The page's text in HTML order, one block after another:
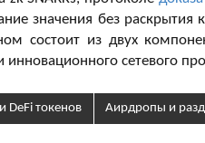
значения без
состоит из двух
инновационного сетевого
DeFi токенов Аирдропы и